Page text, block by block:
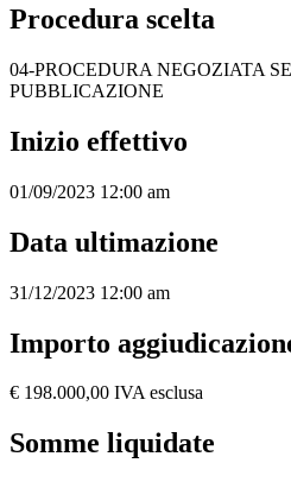
Procedura scelta
04-PROCEDURA NEGOZIATA
PUBBLICAZIONE
Inizio effettivo
01/09/2023 12:00 am
Data ultimazione
31/12/2023 12:00 am
Importo
€ 198.000,00 IVA esclusa
Somme liquidate